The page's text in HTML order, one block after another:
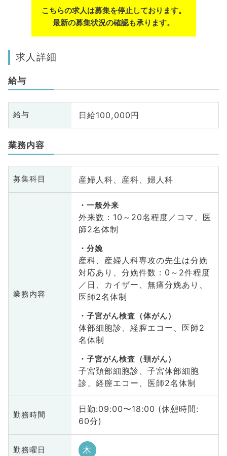
こちらの求人は募集を停止しております。
最新の募集状況の確認も承ります。
求人詳細
給与
給与 日給100,000円
業務内容
募集科目 産婦人科、産科、婦人科
業務内容
一般外来
外来数：10～20名程度／コマ、医
師2名体制
分娩
産科、産婦人科専攻の先生は分娩
対応あり、分娩件数：0～2件程度
／日、カイザー、無痛分娩あり、
医師2名体制
子宮がん検査（体がん）
体部細胞診、経膣エコー、医師2
名体制
子宮がん検査（頚がん）
子宮頚部細胞診、子宮体部細胞
診、経膣エコー、医師2名体制
勤務時間
日勤:09:00〜18:00 (休憩時間:
60分)
勤務曜日 木